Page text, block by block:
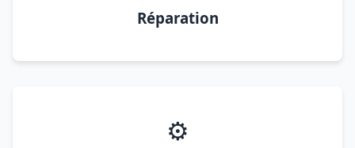
Réparation
⚙️